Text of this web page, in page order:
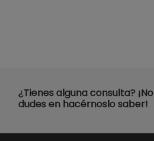
¿Tienes alguna consulta? ¡No
dudes en hacérnoslo saber!